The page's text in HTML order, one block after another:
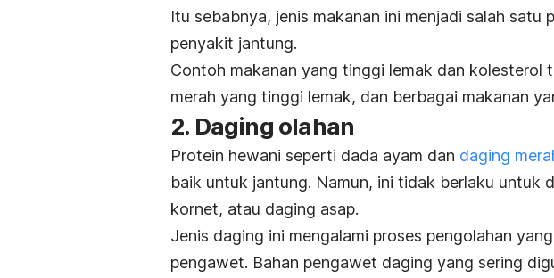
Itu sebabnya, jenis makanan ini menjadi salah satu
penyakit jantung.
Contoh makanan yang tinggi lemak dan kolesterol
merah yang tinggi lemak, dan berbagai makanan
2. Daging olahan
Protein hewani seperti dada ayam dan daging
baik untuk jantung. Namun, ini tidak berlaku untuk
kornet, atau daging asap.
Jenis daging ini mengalami proses pengolahan
pengawet. Bahan pengawet daging yang sering